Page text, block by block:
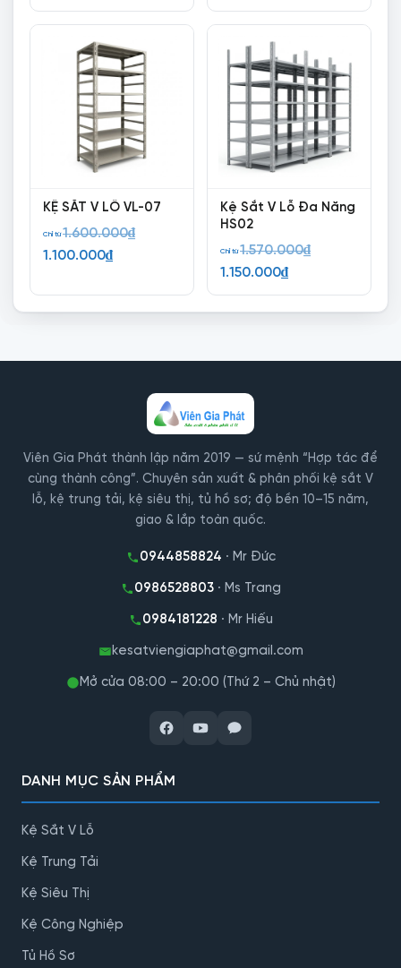
là:
1.800.000₫.
hiện
là:
950.000₫.
là:
1.800.000₫.
hiện
là:
1.200.000₫.
KỆ SẮT V LỖ VL-07
Chỉ từ1.600.000₫
1.600.000₫.
1.100.000₫Giá
tại
Kệ Sắt V Lỗ Đa Năng
HS02
Chỉ từ1.570.000₫
là:
1.150.000₫Giá
hiện
1.150.000₫.
Viên Gia Phát thành lập năm 2019 — sứ mệnh “Hợp tác để
cùng thành công”. Chuyên sản xuất & phân phối kệ sắt V
lỗ, kệ trung tải, kệ siêu thị, tủ hồ sơ; độ bền 10–15 năm,
giao & lắp toàn quốc.
0944858824 · Mr Đức
0986528803· Ms Trang
0984181228 · Mr Hiếu
kesatviengiaphat@gmail.com
Mở cửa 08:00 – 20:00 (Thứ 2 – Chủ nhật)
DANH MỤC SẢN PHẨM
Kệ Sắt V Lỗ
Kệ Trung Tải
Kệ Siêu Thị
Kệ Công Nghiệp
Tủ Hồ Sơ